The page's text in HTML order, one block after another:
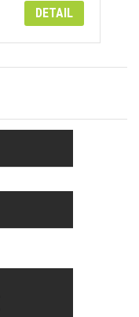
DETAIL